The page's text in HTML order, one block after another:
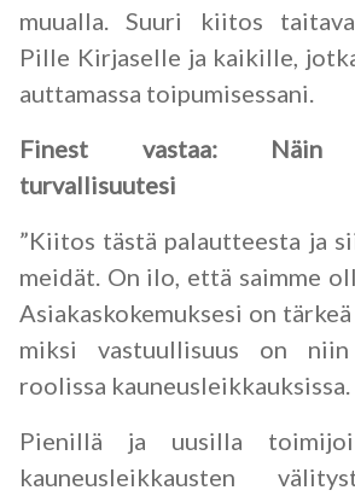
muualla. Suuri kiitos
Pille Kirjaselle ja kaikille,
auttamassa toipumisessani.
Finest vastaa: Näin
turvallisuutesi
”Kiitos tästä palautteesta ja
meidät. On ilo, että saimme
Asiakaskokemuksesi on
miksi vastuullisuus on niin
roolissa kauneusleikkauksissa.
Pienillä ja uusilla
kauneusleikkausten